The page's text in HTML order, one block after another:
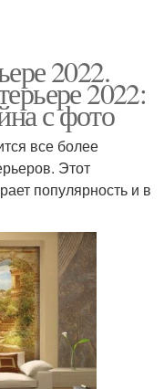
2022.
2022:
с фото
все более
Этот
популярность и в